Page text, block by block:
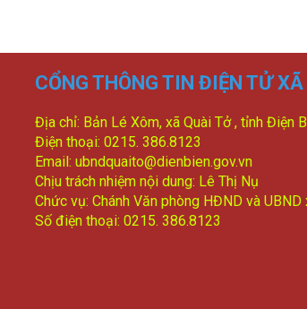
CỔNG THÔNG TIN ĐIỆN TỬ
Địa chỉ: Bản Lé Xôm, xã Quài Tở , tỉnh Điện
Điện thoại: 0215. 386.8123
Email: ubndquaito@dienbien.gov.vn
Chịu trách nhiệm nội dung: Lê Thị Nụ
Chức vụ: Chánh Văn phòng HĐND và UBND
Số điện thoại: 0215. 386.8123